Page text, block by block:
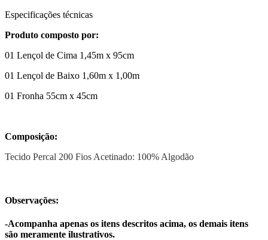
Especificações técnicas
Produto composto por:
01 Lençol de Cima 1,45m x 95cm
01 Lençol de Baixo 1,60m x 1,00m
01 Fronha 55cm x 45cm
Composição:
Tecido Percal 200 Fios Acetinado: 100% Algodão
Observações:
-Acompanha apenas os itens descritos acima, os demais itens
são meramente ilustrativos.